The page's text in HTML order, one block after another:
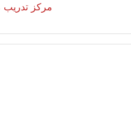
مركز تدريب